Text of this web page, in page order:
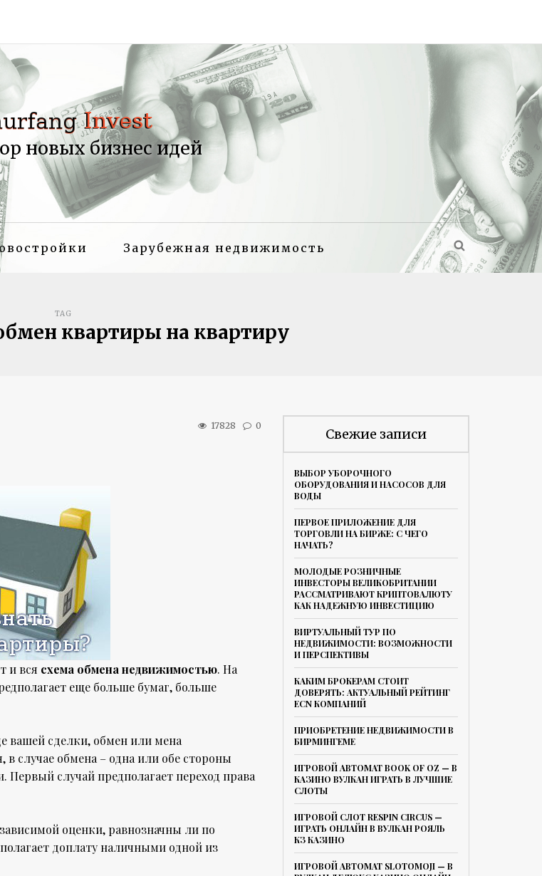
новых бизнес идей
Зарубежная недвижимость
TAG
квартиры на квартиру
17828 0
и вся схема обмена недвижимостью. На
еще больше бумаг, больше
вашей сделки, обмен или мена
случае обмена – одна или обе стороны
случай предполагает переход права
оценки, равнозначны ли по
доплату наличными одной из
Свежие записи
ВЫБОР УБОРОЧНОГО
ОБОРУДОВАНИЯ И НАСОСОВ ДЛЯ
ВОДЫ
ПЕРВОЕ ПРИЛОЖЕНИЕ ДЛЯ
ТОРГОВЛИ НА БИРЖЕ: С ЧЕГО
НАЧАТЬ?
МОЛОДЫЕ РОЗНИЧНЫЕ
ИНВЕСТОРЫ ВЕЛИКОБРИТАНИИ
РАССМАТРИВАЮТ КРИПТОВАЛЮТУ
КАК НАДЕЖНУЮ ИНВЕСТИЦИЮ
ВИРТУАЛЬНЫЙ ТУР ПО
НЕДВИЖИМОСТИ: ВОЗМОЖНОСТИ
И ПЕРСПЕКТИВЫ
КАКИМ БРОКЕРАМ СТОИТ
ДОВЕРЯТЬ: АКТУАЛЬНЫЙ РЕЙТИНГ
ECN КОМПАНИЙ
ПРИОБРЕТЕНИЕ НЕДВИЖИМОСТИ В
БИРМИНГЕМЕ
ИГРОВОЙ АВТОМАТ BOOK OF OZ — В
КАЗИНО ВУЛКАН ИГРАТЬ В ЛУЧШИЕ
СЛОТЫ
ИГРОВОЙ СЛОТ RESPIN CIRCUS —
ИГРАТЬ ОНЛАЙН В ВУЛКАН РОЯЛЬ
КЗ КАЗИНО
ИГРОВОЙ АВТОМАТ SLOTOMOJI — В